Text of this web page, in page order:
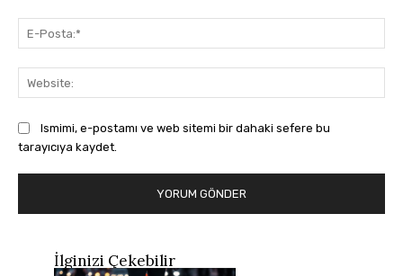
Ismimi, e-postamı ve web sitemi bir dahaki sefere bu
tarayıcıya kaydet.
İlginizi Çekebilir